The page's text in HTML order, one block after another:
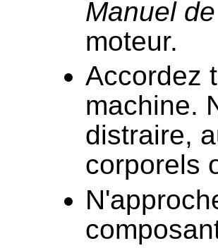
Manuel
moteur.
Accordez
machine.
distraire,
corporels